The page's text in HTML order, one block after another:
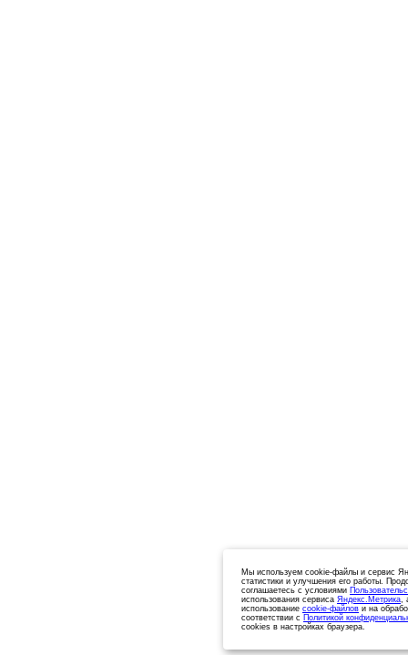
Мы используем cookie-файлы и сервис
статистики и улучшения его работы.
соглашаетесь с условиями
использования сервиса Яндекс.Метрика,
использование cookie-файлов и на
соответствии с Политикой
cookies в настройках браузера.